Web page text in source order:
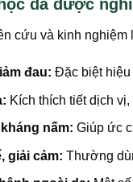
đã được
cứu và kinh nghiệm
đau: Đặc biệt
Kích thích tiết dịch
nấm: Giúp ức
giải cảm: Thường